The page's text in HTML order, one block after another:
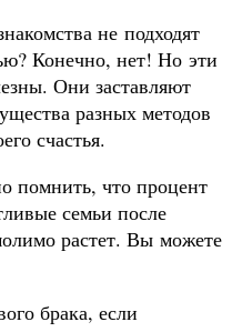
не подходят
Конечно, нет! Но эти
Они заставляют
разных методов
счастья.
помнить, что процент
семьи после
растет. Вы можете
брака, если